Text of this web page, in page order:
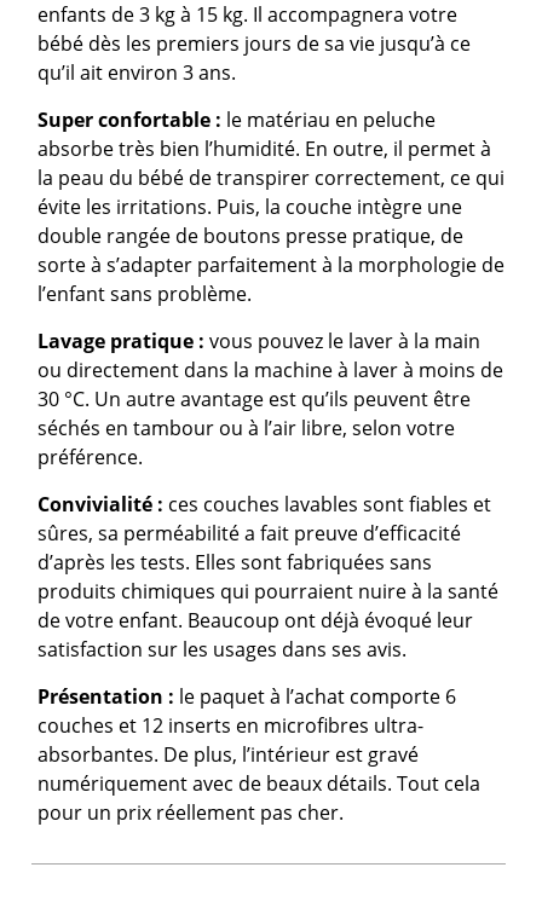
enfants de 3 kg à 15 kg. Il accompagnera votre
bébé dès les premiers jours de sa vie jusqu’à ce
qu’il ait environ 3 ans.
Super confortable : le matériau en peluche
absorbe très bien l’humidité. En outre, il permet à
la peau du bébé de transpirer correctement, ce qui
évite les irritations. Puis, la couche intègre une
double rangée de boutons presse pratique, de
sorte à s’adapter parfaitement à la morphologie de
l’enfant sans problème.
Lavage pratique :vous pouvez le laver à la main
ou directement dans la machine à laver à moins de
30 °C. Un autre avantage est qu’ils peuvent être
séchés en tambour ou à l’air libre, selon votre
préférence.
Convivialité : ces couches lavables sont fiables et
sûres, sa perméabilité a fait preuve d’efficacité
d’après les tests. Elles sont fabriquées sans
produits chimiques qui pourraient nuire à la santé
de votre enfant. Beaucoup ont déjà évoqué leur
satisfaction sur les usages dans ses avis.
Présentation : le paquet à l’achat comporte 6
couches et 12 inserts en microfibres ultra-
absorbantes. De plus, l’intérieur est gravé
numériquement avec de beaux détails. Tout cela
pour un prix réellement pas cher.